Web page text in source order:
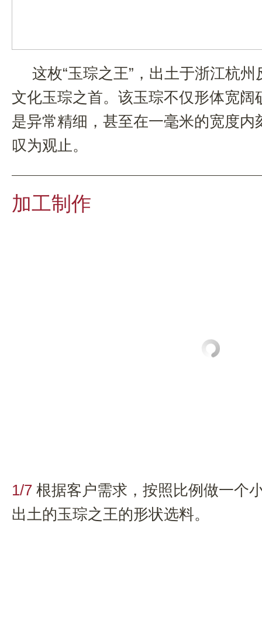
这枚“玉琮之王”，出土于浙江杭州
文化玉琮之首。该玉琮不仅形体宽阔
是异常精细，甚至在一毫米的宽度内
叹为观止。
加工制作
1/7 根据客户需求，按照比例做一个
出土的玉琮之王的形状选料。